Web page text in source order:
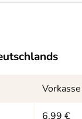
Vorkasse
6,99 €